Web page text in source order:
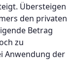
Übersteigen
den privaten
Betrag
zu
Anwendung der